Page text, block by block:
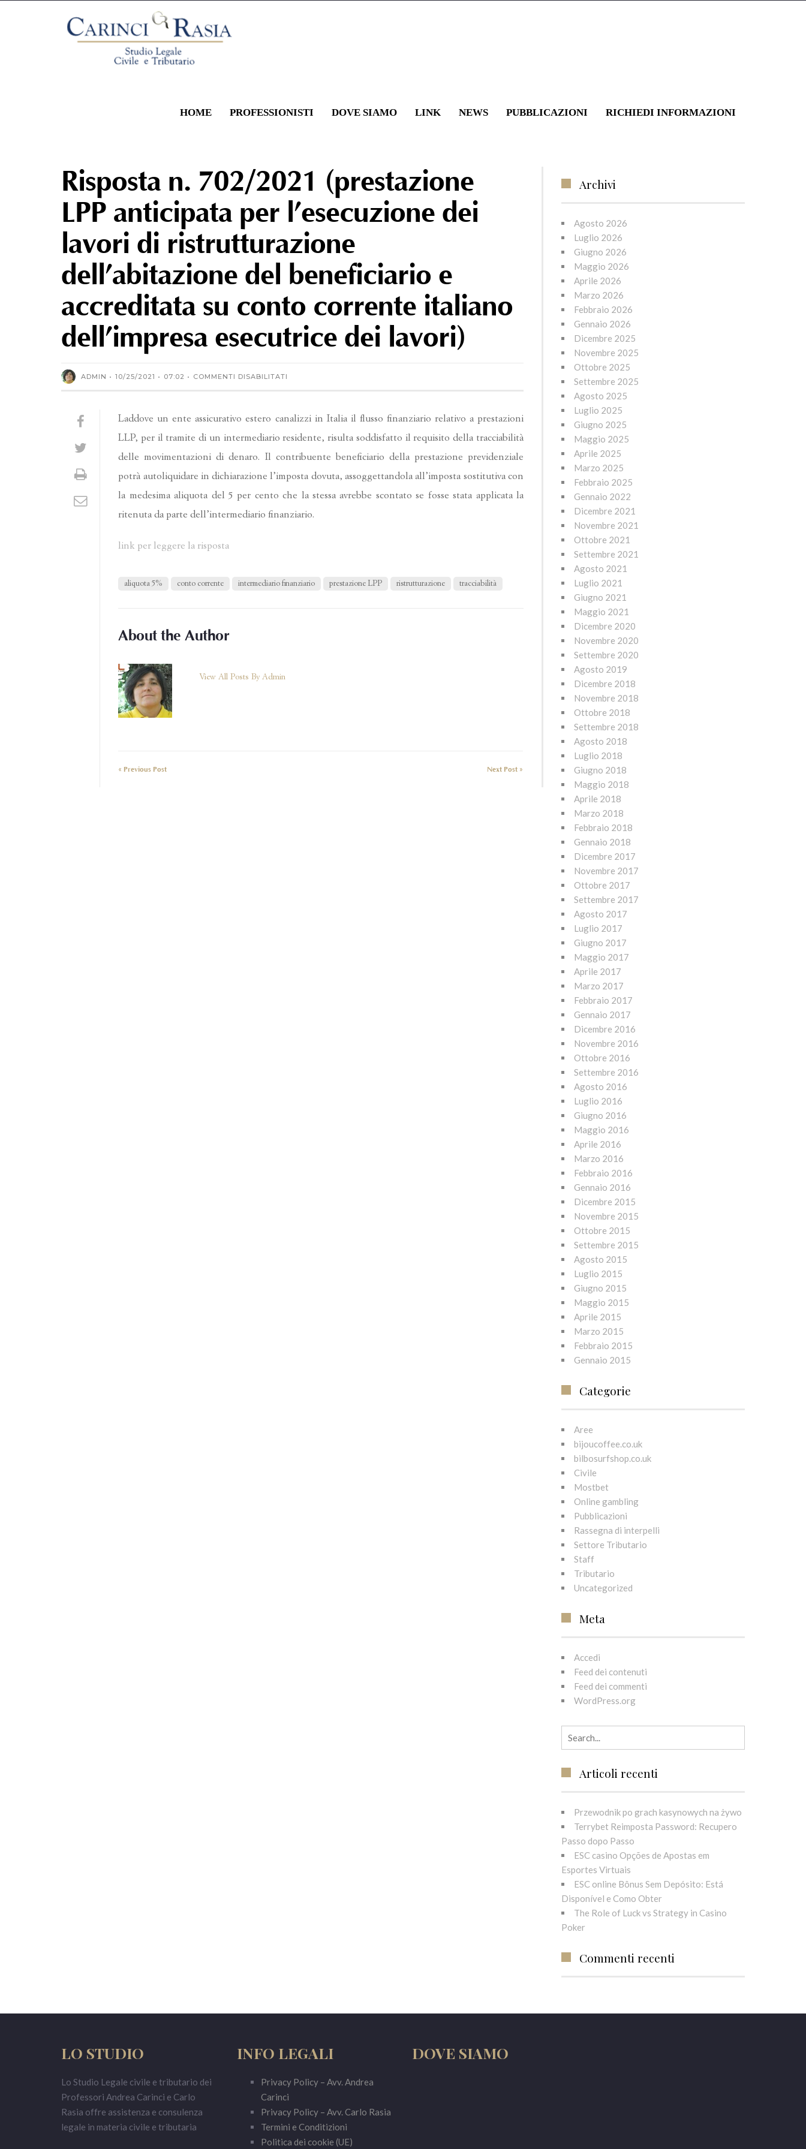
HOME PROFESSIONISTI DOVE SIAMO LINK NEWS PUBBLICAZIONI RICHIEDI INFORMAZIONI
Risposta n. 702/2021 (prestazione
LPP anticipata per l’esecuzione dei
lavori di ristrutturazione
dell’abitazione del beneficiario e
accreditata su conto corrente italiano
dell’impresa esecutrice dei lavori)
ADMIN 10/25/2021 07:02 COMMENTI DISABILITATI
Laddove un ente assicurativo estero canalizzi in Italia il flusso finanziario relativo a prestazioni
LLP, per il tramite di un intermediario residente, risulta soddisfatto il requisito della tracciabilità
delle movimentazioni di denaro. Il contribuente beneficiario della prestazione previdenziale
potrà autoliquidare in dichiarazione l’imposta dovuta, assoggettandola all’imposta sostitutiva con
la medesima aliquota del 5 per cento che la stessa avrebbe scontato se fosse stata applicata la
ritenuta da parte dell’intermediario finanziario.
link per leggere la risposta
aliquota 5% conto corrente intermediario finanziario prestazione LPP ristrutturazione tracciabilità
About the Author
View All Posts By Admin
« Previous Post Next Post »
Archivi
Agosto 2026
Luglio 2026
Giugno 2026
Maggio 2026
Aprile 2026
Marzo 2026
Febbraio 2026
Gennaio 2026
Dicembre 2025
Novembre 2025
Ottobre 2025
Settembre 2025
Agosto 2025
Luglio 2025
Giugno 2025
Maggio 2025
Aprile 2025
Marzo 2025
Febbraio 2025
Gennaio 2022
Dicembre 2021
Novembre 2021
Ottobre 2021
Settembre 2021
Agosto 2021
Luglio 2021
Giugno 2021
Maggio 2021
Dicembre 2020
Novembre 2020
Settembre 2020
Agosto 2019
Dicembre 2018
Novembre 2018
Ottobre 2018
Settembre 2018
Agosto 2018
Luglio 2018
Giugno 2018
Maggio 2018
Aprile 2018
Marzo 2018
Febbraio 2018
Gennaio 2018
Dicembre 2017
Novembre 2017
Ottobre 2017
Settembre 2017
Agosto 2017
Luglio 2017
Giugno 2017
Maggio 2017
Aprile 2017
Marzo 2017
Febbraio 2017
Gennaio 2017
Dicembre 2016
Novembre 2016
Ottobre 2016
Settembre 2016
Agosto 2016
Luglio 2016
Giugno 2016
Maggio 2016
Aprile 2016
Marzo 2016
Febbraio 2016
Gennaio 2016
Dicembre 2015
Novembre 2015
Ottobre 2015
Settembre 2015
Agosto 2015
Luglio 2015
Giugno 2015
Maggio 2015
Aprile 2015
Marzo 2015
Febbraio 2015
Gennaio 2015
Categorie
Aree
bijoucoffee.co.uk
bilbosurfshop.co.uk
Civile
Mostbet
Online gambling
Pubblicazioni
Rassegna di interpelli
Settore Tributario
Staff
Tributario
Uncategorized
Meta
Accedi
Feed dei contenuti
Feed dei commenti
WordPress.org
Search for:
Articoli recenti
Przewodnik po grach kasynowych na żywo
Terrybet Reimposta Password: Recupero
Passo dopo Passo
ESC casino Opções de Apostas em
Esportes Virtuais
ESC online Bônus Sem Depósito: Está
Disponível e Como Obter
The Role of Luck vs Strategy in Casino
Poker
Commenti recenti
LO STUDIO
Lo Studio Legale civile e tributario dei
Professori Andrea Carinci e Carlo
Rasia offre assistenza e consulenza
legale in materia civile e tributaria
INFO LEGALI
Privacy Policy – Avv. Andrea
Carinci
Privacy Policy – Avv. Carlo Rasia
Termini e Conditizioni
Politica dei cookie (UE)
DOVE SIAMO